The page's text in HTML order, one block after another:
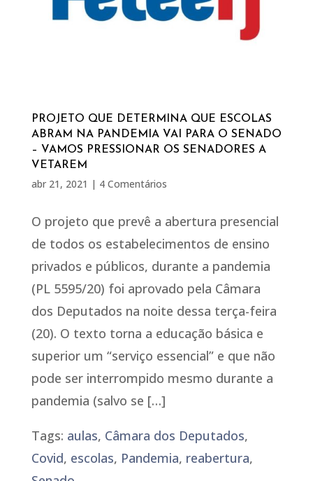
PROJETO QUE DETERMINA QUE ESCOLAS
ABRAM NA PANDEMIA VAI PARA O SENADO
– VAMOS PRESSIONAR OS SENADORES A
VETAREM
abr 21, 2021 | 4 Comentários
O projeto que prevê a abertura presencial
de todos os estabelecimentos de ensino
privados e públicos, durante a pandemia
(PL 5595/20) foi aprovado pela Câmara
dos Deputados na noite dessa terça-feira
(20). O texto torna a educação básica e
superior um “serviço essencial” e que não
pode ser interrompido mesmo durante a
pandemia (salvo se […]
Tags: aulas, Câmara dos Deputados,
Covid, escolas, Pandemia, reabertura,